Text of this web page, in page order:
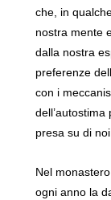
che, in
nostra mente
dalla nostra
preferenze
con i
presa su di
Nel
ogni anno la